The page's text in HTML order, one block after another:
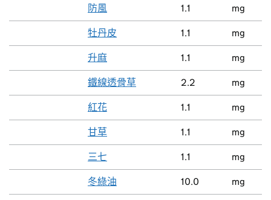
防風 1.1 mg
牡丹皮 1.1 mg
升麻 1.1 mg
鐵線透骨草 2.2 mg
紅花 1.1 mg
甘草 1.1 mg
三七 1.1 mg
冬綠油 10.0 mg